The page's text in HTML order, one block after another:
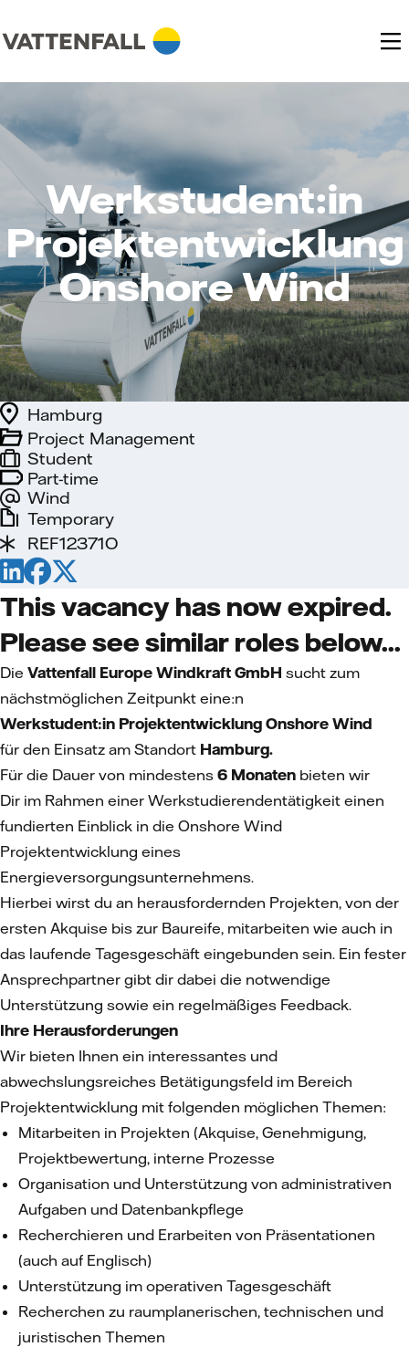
Werkstudent:in
Projektentwicklung
Onshore Wind
Part-time
Wind
Project Management
Hamburg
Student
Temporary
REF12371O
This vacancy has now expired.
Please see similar roles below...
Die Vattenfall Europe Windkraft GmbH sucht zum
nächstmöglichen Zeitpunkt eine:n
Werkstudent:in Projektentwicklung Onshore Wind
für den Einsatz am Standort Hamburg.
Für die Dauer von mindestens 6 Monaten bieten wir
Dir im Rahmen einer Werkstudierendentätigkeit einen
fundierten Einblick in die Onshore Wind
Projektentwicklung eines
Energieversorgungsunternehmens.
Hierbei wirst du an herausfordernden Projekten, von der
ersten Akquise bis zur Baureife, mitarbeiten wie auch in
das laufende Tagesgeschäft eingebunden sein. Ein fester
Ansprechpartner gibt dir dabei die notwendige
Unterstützung sowie ein regelmäßiges Feedback.
Ihre Herausforderungen
Wir bieten Ihnen ein interessantes und
abwechslungsreiches Betätigungsfeld im Bereich
Projektentwicklung mit folgenden möglichen Themen:
Mitarbeiten in Projekten (Akquise, Genehmigung,
Projektbewertung, interne Prozesse
Organisation und Unterstützung von administrativen
Aufgaben und Datenbankpflege
Recherchieren und Erarbeiten von Präsentationen
(auch auf Englisch)
Unterstützung im operativen Tagesgeschäft
Recherchen zu raumplanerischen, technischen und
juristischen Themen